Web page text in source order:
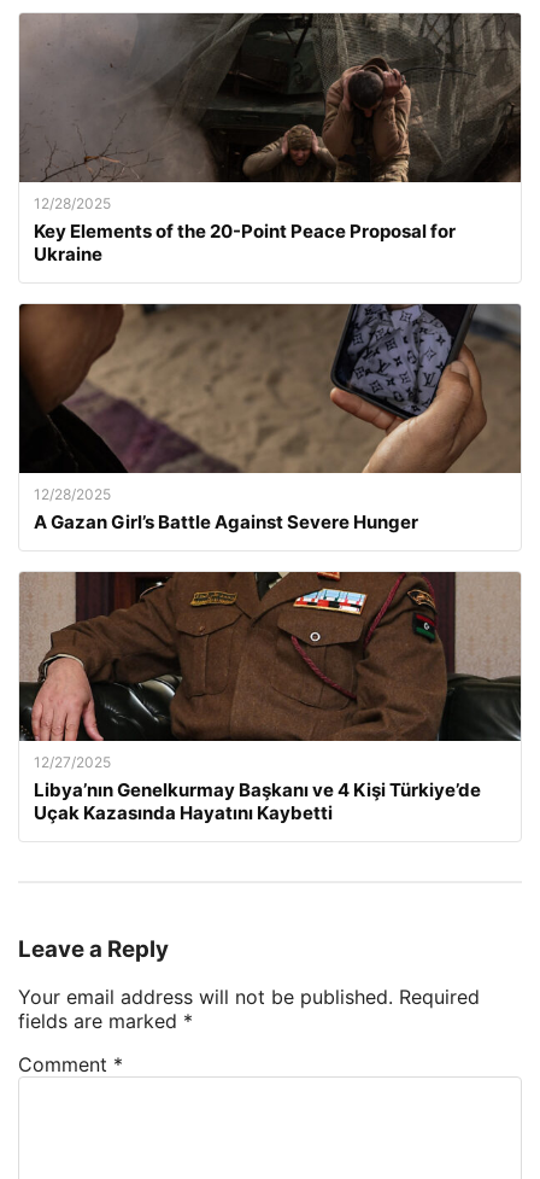
12/28/2025
Key Elements of the 20-Point Peace Proposal for
Ukraine
12/28/2025
A Gazan Girl’s Battle Against Severe Hunger
12/27/2025
Libya’nın Genelkurmay Başkanı ve 4 Kişi Türkiye’de
Uçak Kazasında Hayatını Kaybetti
Leave a Reply
Your email address will not be published. Required
fields are marked *
Comment *